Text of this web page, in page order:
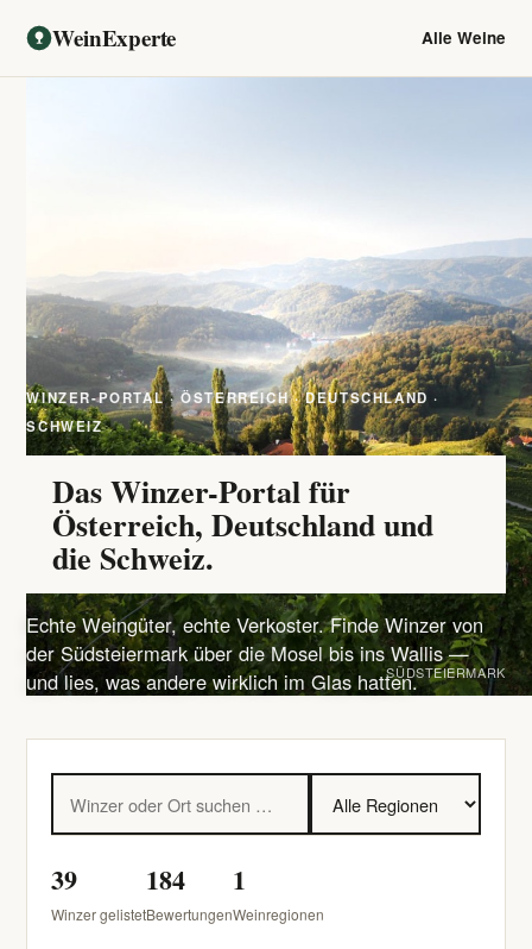
WeinExperte Alle Weine
WINZER-PORTAL · ÖSTERREICH · DEUTSCHLAND ·
SCHWEIZ
Das Winzer-Portal für
Österreich, Deutschland und
die Schweiz.
Echte Weingüter, echte Verkoster. Finde Winzer von
der Südsteiermark über die Mosel bis ins Wallis —
und lies, was andere wirklich im Glas hatten.SÜDSTEIERMARK
39
Winzer gelistet
184
Bewertungen
1
Weinregionen